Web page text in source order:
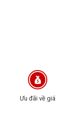
Ưu đãi về giá